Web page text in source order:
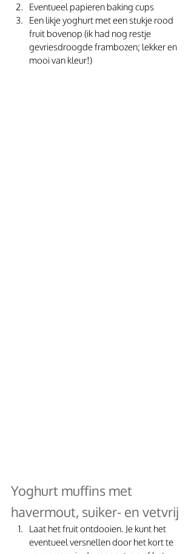
Eventueel papieren baking cups
Een likje yoghurt met een stukje rood
fruit bovenop (ik had nog restje
gevriesdroogde frambozen; lekker en
mooi van kleur!)
Yoghurt muffins met
havermout, suiker- en vetvrij
Laat het fruit ontdooien. Je kunt het
eventueel versnellen door het kort te